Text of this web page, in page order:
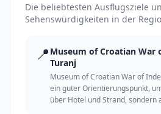
Die beliebtesten Ausflugsziele
Sehenswürdigkeiten in der
📍 Museum of Croatian War
Turanj
Museum of Croatian War of
ein guter Orientierungspunkt,
über Hotel und Strand, sondern